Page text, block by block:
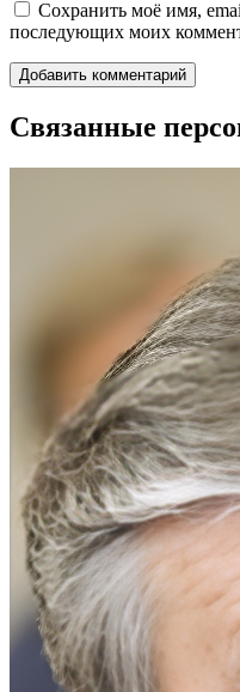
Сохранить моё имя,
последующих моих
Связанные